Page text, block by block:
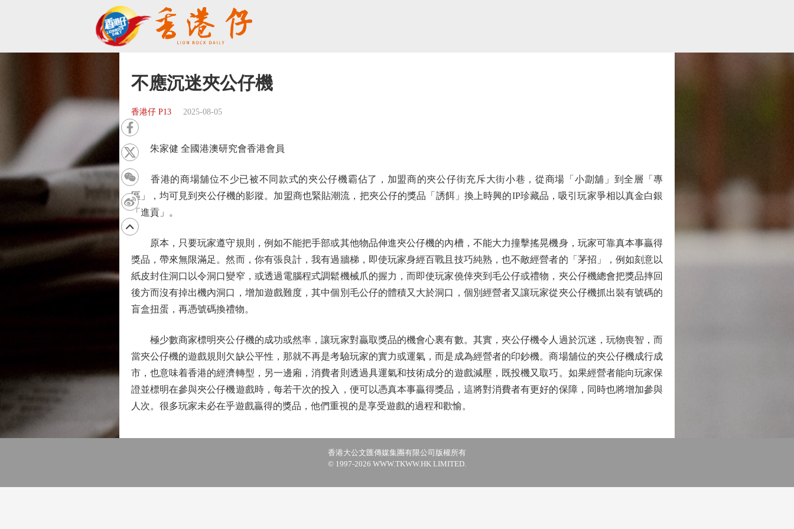
不應沉迷夾公仔機
香港仔 P13 2025-08-05
朱家健 全國港澳研究會香港會員
香港的商場舖位不少已被不同款式的夾公仔機霸佔了，加盟商的夾公仔街充斥大街小巷，從商場「小劏舖」到全層「專
區」，均可見到夾公仔機的影蹤。加盟商也緊貼潮流，把夾公仔的獎品「誘餌」換上時興的IP珍藏品，吸引玩家爭相以真金白銀
「進貢」。
原本，只要玩家遵守規則，例如不能把手部或其他物品伸進夾公仔機的內槽，不能大力撞擊搖晃機身，玩家可靠真本事贏得
獎品，帶來無限滿足。然而，你有張良計，我有過牆梯，即使玩家身經百戰且技巧純熟，也不敵經營者的「茅招」，例如刻意以
紙皮封住洞口以令洞口變窄，或透過電腦程式調鬆機械爪的握力，而即使玩家僥倖夾到毛公仔或禮物，夾公仔機總會把獎品摔回
後方而沒有掉出機內洞口，增加遊戲難度，其中個別毛公仔的體積又大於洞口，個別經營者又讓玩家從夾公仔機抓出裝有號碼的
盲盒扭蛋，再憑號碼換禮物。
極少數商家標明夾公仔機的成功或然率，讓玩家對贏取獎品的機會心裏有數。其實，夾公仔機令人過於沉迷，玩物喪智，而
當夾公仔機的遊戲規則欠缺公平性，那就不再是考驗玩家的實力或運氣，而是成為經營者的印鈔機。商場舖位的夾公仔機成行成
市，也意味着香港的經濟轉型，另一邊廂，消費者則透過具運氣和技術成分的遊戲減壓，既投機又取巧。如果經營者能向玩家保
證並標明在參與夾公仔機遊戲時，每若干次的投入，便可以憑真本事贏得獎品，這將對消費者有更好的保障，同時也將增加參與
人次。很多玩家未必在乎遊戲贏得的獎品，他們重視的是享受遊戲的過程和歡愉。
香港大公文匯傳媒集團有限公司版權所有
© 1997-2026 WWW.TKWW.HK LIMITED.